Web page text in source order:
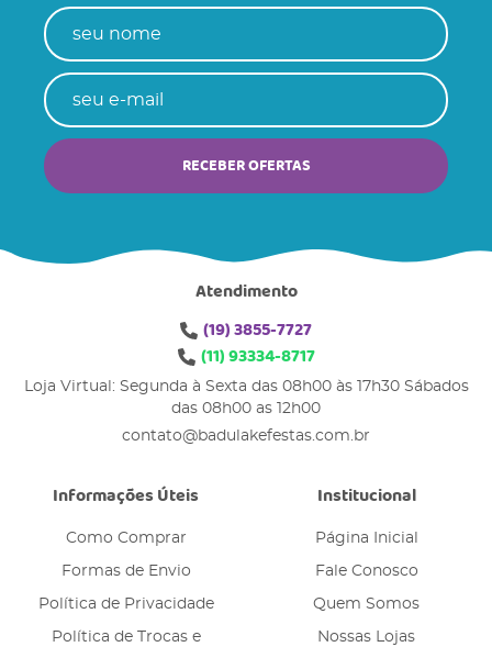
RECEBER OFERTAS
Atendimento
(19)3855-7727
(11)93334-8717
Loja Virtual: Segunda à Sexta das 08h00 às 17h30 Sábados
das 08h00 as 12h00
contato@badulakefestas.com.br
Informações Úteis
Como Comprar
Formas de Envio
Política de Privacidade
Política de Trocas e
Institucional
Página Inicial
Fale Conosco
Quem Somos
Nossas Lojas